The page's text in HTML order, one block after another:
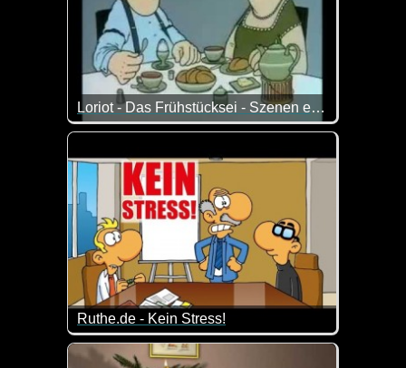
Loriot - Das Frühstücksei - Szenen einer Ehe
Zum Tag der Welttag der Ehe passt dieser
Ruthe.de - Kein Stress!
In jeder Firma gibt es unterschiedliche